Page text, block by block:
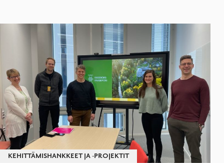
KEHITTÄMISHANKKEET JA -PROJEKTIT